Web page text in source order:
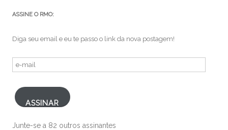
ASSINE O RMO:
Diga seu email e eu te passo o link da nova postagem!
e-
ASSINAR
Junte-se a 82 outros assinantes